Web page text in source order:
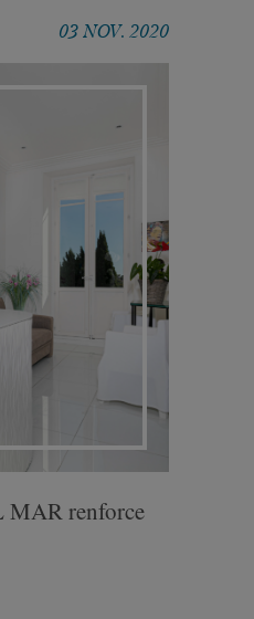
03 NOV. 2020
renforce